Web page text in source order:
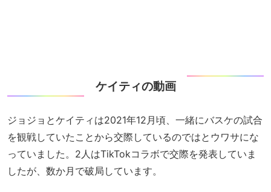
ケイティの動画
ジョジョとケイティは2021年12月頃、一緒にバスケの試合
を観戦していたことから交際しているのではとウワサにな
っていました。2人はTikTokコラボで交際を発表していま
したが、数か月で破局しています。